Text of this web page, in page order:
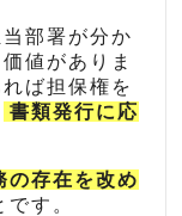
部署が分か
値がありま
ば担保権を
書類発行に応
の存在を改め
です。